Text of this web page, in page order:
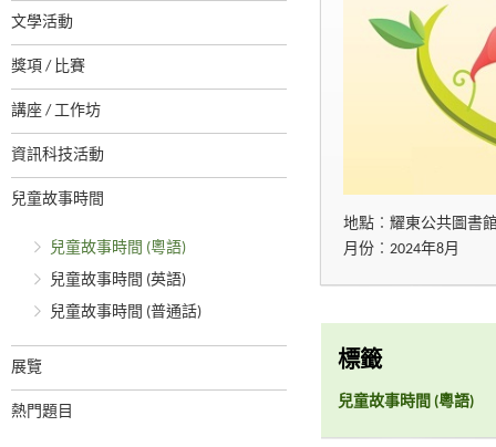
文學活動
獎項 / 比賽
講座 / 工作坊
資訊科技活動
兒童故事時間
兒童故事時間 (粵語)
兒童故事時間 (英語)
兒童故事時間 (普通話)
展覽
熱門題目
地點︰耀東公共圖書
月份︰2024年8月
標籤
兒童故事時間 (粵語)